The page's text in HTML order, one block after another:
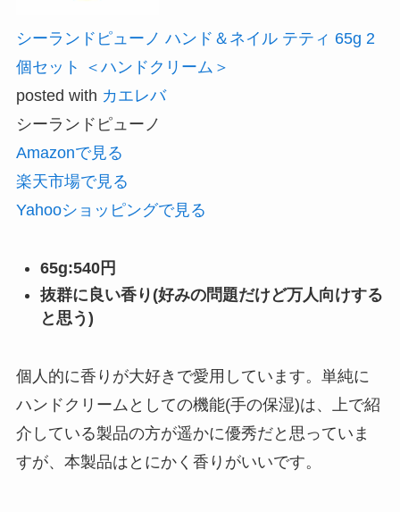
シーランドピューノ ハンド＆ネイル テティ 65g 2
個セット ＜ハンドクリーム＞
posted with カエレバ
シーランドピューノ
Amazonで見る
楽天市場で見る
Yahooショッピングで見る
65g:540円
抜群に良い香り(好みの問題だけど万人向けする
と思う)
個人的に香りが大好きで愛用しています。単純に
ハンドクリームとしての機能(手の保湿)は、上で紹
介している製品の方が遥かに優秀だと思っていま
すが、本製品はとにかく香りがいいです。